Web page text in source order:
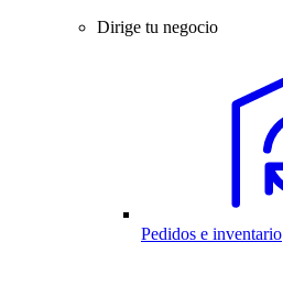
Dirige tu negocio
Pedidos e inventario